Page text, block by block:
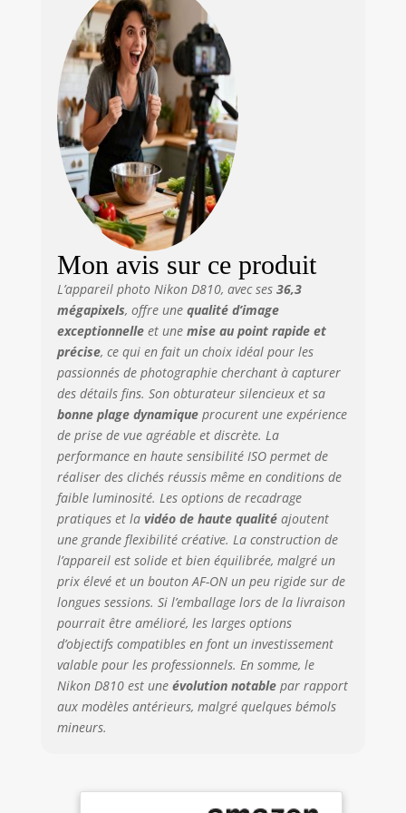
au point</b>: TTL
<b>Description du
produit</b>: Nikon
D810
<b>Mégapixel</b>:
36,3 MP <b>Type
d'appareil
photo</b>: Boîtier
d'appareil-photo
SLR <b>Type de
capteur</b>:
CMOS <b>Monture
d'interface</b>:
Nikon F <b>Mise
au point</b>: TTL
Mon avis sur ce produit
L’appareil photo Nikon D810, avec ses 36,3
mégapixels, offre une qualité d’image
exceptionnelleet une mise au point rapide et
précise, ce qui en fait un choix idéal pour les
passionnés de photographie cherchant à capturer
des détails fins. Son obturateur silencieux et sa
bonne plage dynamiqueprocurent une expérience
de prise de vue agréable et discrète. La
performance en haute sensibilité ISO permet de
réaliser des clichés réussis même en conditions de
faible luminosité. Les options de recadrage
pratiques et la vidéo de haute qualitéajoutent
une grande flexibilité créative. La construction de
l’appareil est solide et bien équilibrée, malgré un
prix élevé et un bouton AF-ON un peu rigide sur de
longues sessions. Si l’emballage lors de la livraison
pourrait être amélioré, les larges options
d’objectifs compatibles en font un investissement
valable pour les professionnels. En somme, le
Nikon D810 est une évolution notablepar rapport
aux modèles antérieurs, malgré quelques bémols
mineurs.